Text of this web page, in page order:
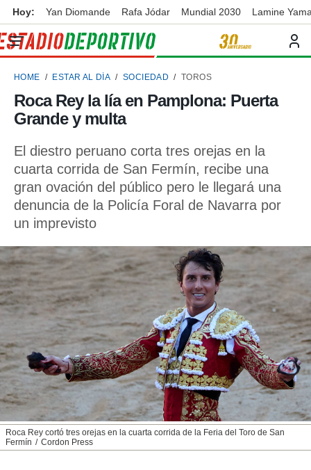
de
por
para
la
calidad.
a este
las
y
forma
digital
basada
seguir
contenido
coste.
a la
la
ACEPTAR
Y
CONTINUAR
CONFIGURAR
RECHAZAR
Hoy: Yan Diomande Rafa Jódar Mundial 2030 Lamine
HOME ESTAR AL DÍA SOCIEDAD TOROS
Roca Rey la lía en Pamplona: Puerta
Grande y multa
El diestro peruano corta tres orejas en la
cuarta corrida de San Fermín, recibe una
gran ovación del público pero le llegará una
denuncia de la Policía Foral de Navarra por
un imprevisto
Roca Rey cortó tres orejas en la cuarta corrida de la Feria del Toro de San
Fermín
Cordon Press